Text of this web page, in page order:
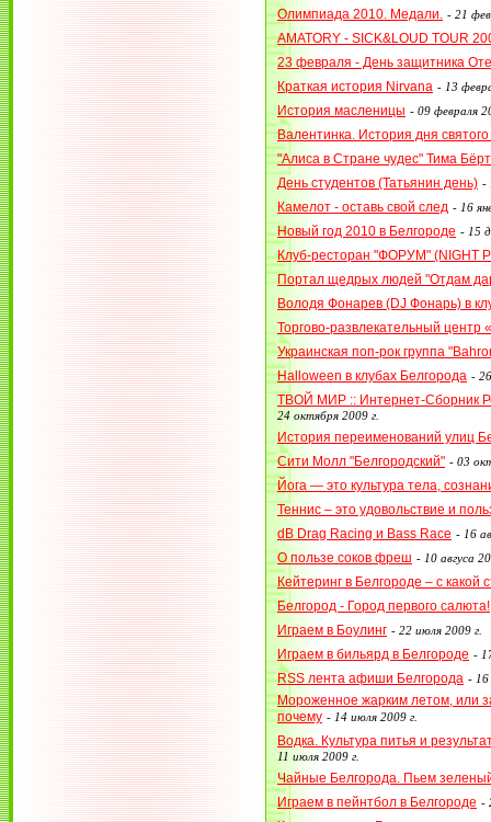
Олимпиада 2010. Медали. - 21
AMATORY - SICK&LOUD TOUR
23 февраля - День защитника
Краткая история Nirvana - 13
История масленицы - 09 февраля
Валентинка. История дня
"Алиса в Стране чудес" Тима
День студентов (Татьянин день) -
Камелот - оставь свой след - 16
Новый год 2010 в Белгороде - 15
Клуб-ресторан "ФОРУМ" (NIGHT
Портал щедрых людей "Отдам
Володя Фонарев (DJ Фонарь) в
Торгово-развлекательный центр
Украинская поп-рок группа
Halloween в клубах Белгорода -
ТВОЙ МИР :: Интернет-Сборник
24 октября 2009 г.
История переименований улиц
Сити Молл "Белгородский" - 03
Йога — это культура тела,
Теннис – это удовольствие и
dB Drag Racing и Bass Race - 16
О пользе соков фреш - 10 авгуса
Кейтеринг в Белгороде – с какой
Белгород - Город первого салюта!
Играем в Боулинг - 22 июля 2009 г.
Играем в бильярд в Белгороде -
RSS лента афиши Белгорода -
Мороженное жарким летом, или
почему - 14 июля 2009 г.
Водка. Культура питья и
11 июля 2009 г.
Чайные Белгорода. Пьем
Играем в пейнтбол в Белгороде -